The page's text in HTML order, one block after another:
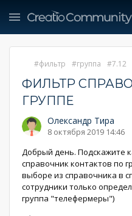
фильтр группа 7.12
ФИЛЬТР
ГРУППЕ
Олександр Тира
8 октября 2019 14:46
Добрый день. Подскажите
справочник контактов по
выборе из справочника в
сотрудники только
группа "телефермеры")